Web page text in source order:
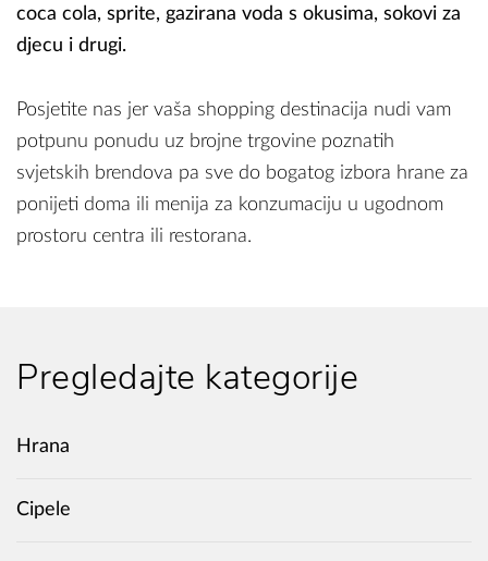
coca cola, sprite, gazirana voda s okusima, sokovi za
djecu i drugi.
Posjetite nas jer vaša shopping destinacija nudi vam
potpunu ponudu uz brojne trgovine poznatih
svjetskih brendova pa sve do bogatog izbora hrane za
ponijeti doma ili menija za konzumaciju u ugodnom
prostoru centra ili restorana.
Pregledajte kategorije
Hrana
Cipele